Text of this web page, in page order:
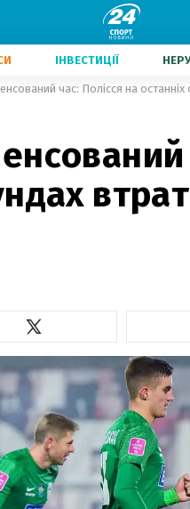
ІНВЕСТИЦІЇ
час: Полісся на